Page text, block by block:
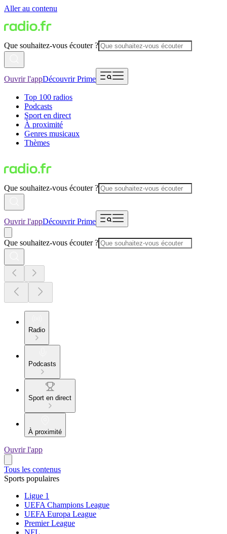
Aller au contenu
Que souhaitez-vous écouter ?
Ouvrir l'appDécouvrir Prime
Top 100 radios
Podcasts
Sport en direct
À proximité
Genres musicaux
Thèmes
Que souhaitez-vous écouter ?
Ouvrir l'appDécouvrir Prime
Que souhaitez-vous écouter ?
Radio
Podcasts
Sport en direct
À proximité
Ouvrir l'app
Tous les contenus
Sports populaires
Ligue 1
UEFA Champions League
UEFA Europa League
Premier League
NFL